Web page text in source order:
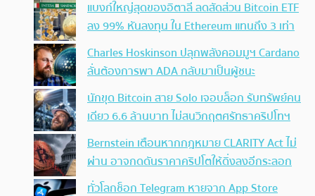
แบงก์ใหญ่สุดของอิตาลี ลดสัดส่วน Bitcoin ETF
ลง 99% หันลงทุน ใน Ethereum แทนถึง 3 เท่า
Charles Hoskinson ปลุกพลังคอมมูฯ Cardano
ลั่นต้องการพา ADA กลับมาเป็นผู้ชนะ
นักขุด Bitcoin สาย Solo เจอบล็อก รับทรัพย์คน
เดียว 6.6 ล้านบาท ไม่สนวิกฤตศรัทธาคริปโทฯ
Bernstein เตือนหากกฎหมาย CLARITY Act ไม่
ผ่าน อาจกดดันราคาคริปโตให้ดิ่งลงอีกระลอก
ทั่วโลกช็อก Telegram หายจาก App Store